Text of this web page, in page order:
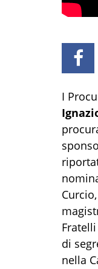
I
di
nella